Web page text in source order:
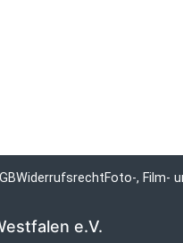
WiderrufsrechtFoto-, Film-
e.V.